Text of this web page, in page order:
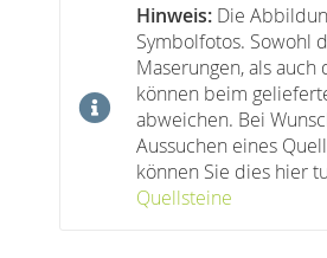
Hinweis: Die
Symbolfotos. Sowohl
Maserungen, als auch
können beim
abweichen. Bei
Aussuchen eines
können Sie dies hier
Quellsteine